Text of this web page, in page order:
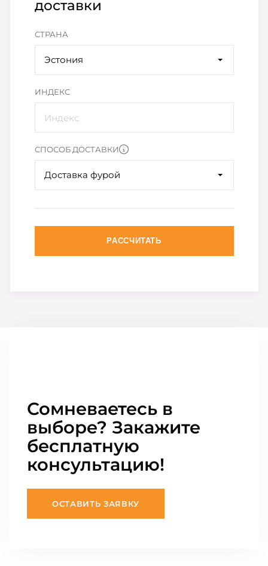
доставки
СТРАНА
Эстония
ИНДЕКС
СПОСОБ ДОСТАВКИ
Доставка фурой
РАССЧИТАТЬ
Сомневаетесь в
выборе? Закажите
бесплатную
консультацию!
ОСТАВИТЬ ЗАЯВКУ